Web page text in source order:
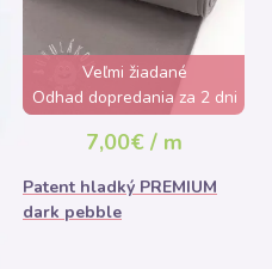
Veľmi žiadané
Odhad dopredania za 2 dni
7,00€ / m
Patent hladký PREMIUM
dark pebble